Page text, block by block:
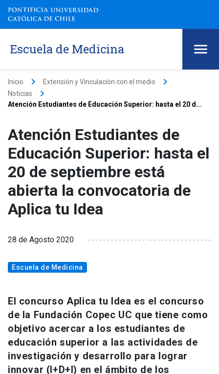
Escuela de Medicina
Inicio keyboard_arrow_right Extensión y Vinculación con el medio keyboard_arrow_right
Noticias keyboard_arrow_right
Atención Estudiantes de Educación Superior: hasta el 20 d...
Atención Estudiantes de
Educación Superior: hasta el
20 de septiembre está
abierta la convocatoria de
Aplica tu Idea
28 de Agosto 2020
Escuela de Medicina
El concurso Aplica tu Idea es el concurso
de la Fundación Copec UC que tiene como
objetivo acercar a los estudiantes de
educación superior a las actividades de
investigación y desarrollo para lograr
innovar (I+D+I) en el ámbito de los